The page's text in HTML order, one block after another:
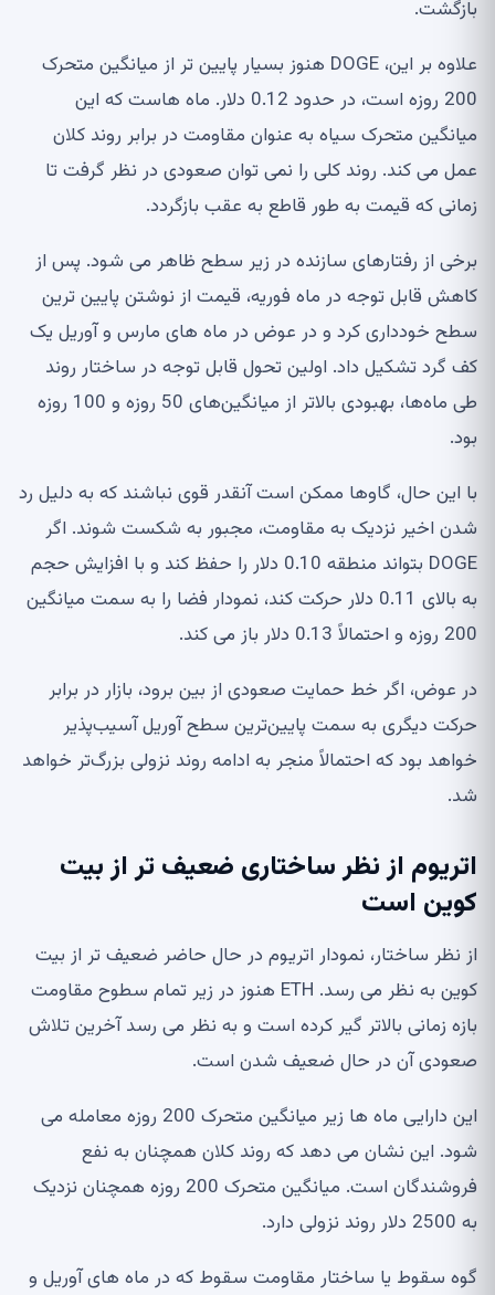
بازگشت.
علاوه بر این، DOGE هنوز بسیار پایین تر از میانگین متحرک
200 روزه است، در حدود 0.12 دلار. ماه هاست که این
میانگین متحرک سیاه به عنوان مقاومت در برابر روند کلان
عمل می کند. روند کلی را نمی توان صعودی در نظر گرفت تا
زمانی که قیمت به طور قاطع به عقب بازگردد.
برخی از رفتارهای سازنده در زیر سطح ظاهر می شود. پس از
کاهش قابل توجه در ماه فوریه، قیمت از نوشتن پایین ترین
سطح خودداری کرد و در عوض در ماه های مارس و آوریل یک
کف گرد تشکیل داد. اولین تحول قابل توجه در ساختار روند
طی ماه‌ها، بهبودی بالاتر از میانگین‌های 50 روزه و 100 روزه
بود.
با این حال، گاوها ممکن است آنقدر قوی نباشند که به دلیل رد
شدن اخیر نزدیک به مقاومت، مجبور به شکست شوند. اگر
DOGE بتواند منطقه 0.10 دلار را حفظ کند و با افزایش حجم
به بالای 0.11 دلار حرکت کند، نمودار فضا را به سمت میانگین
200 روزه و احتمالاً 0.13 دلار باز می کند.
در عوض، اگر خط حمایت صعودی از بین برود، بازار در برابر
حرکت دیگری به سمت پایین‌ترین سطح آوریل آسیب‌پذیر
خواهد بود که احتمالاً منجر به ادامه روند نزولی بزرگ‌تر خواهد
شد.
اتریوم از نظر ساختاری ضعیف تر از بیت
کوین است
از نظر ساختار، نمودار اتریوم در حال حاضر ضعیف تر از بیت
کوین به نظر می رسد. ETH هنوز در زیر تمام سطوح مقاومت
بازه زمانی بالاتر گیر کرده است و به نظر می رسد آخرین تلاش
صعودی آن در حال ضعیف شدن است.
این دارایی ماه ها زیر میانگین متحرک 200 روزه معامله می
شود. این نشان می دهد که روند کلان همچنان به نفع
فروشندگان است. میانگین متحرک 200 روزه همچنان نزدیک
به 2500 دلار روند نزولی دارد.
گوه سقوط یا ساختار مقاومت سقوط که در ماه های آوریل و